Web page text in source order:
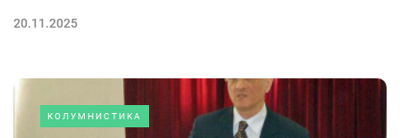
20.11.2025
КОЛУМНИСТИКА